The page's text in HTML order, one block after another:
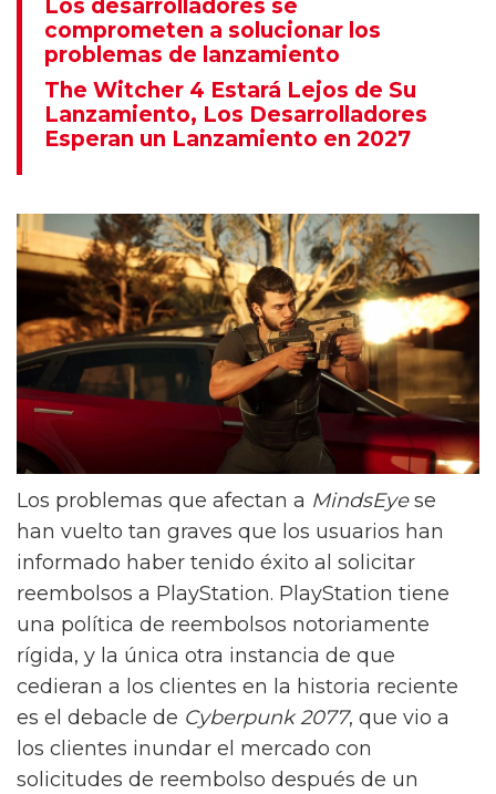
Los desarrolladores se
comprometen a solucionar los
problemas de lanzamiento
The Witcher 4 Estará Lejos de Su
Lanzamiento, Los Desarrolladores
Esperan un Lanzamiento en 2027
Los problemas que afectan a MindsEyese
han vuelto tan graves que los usuarios han
informado haber tenido éxito al solicitar
reembolsos a PlayStation. PlayStation tiene
una política de reembolsos notoriamente
rígida, y la única otra instancia de que
cedieran a los clientes en la historia reciente
es el debacle de Cyberpunk 2077, que vio a
los clientes inundar el mercado con
solicitudes de reembolso después de un